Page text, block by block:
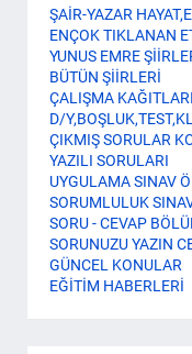
ŞAİR-YAZAR
ENÇOK TIKLANAN
YUNUS EMRE
BÜTÜN ŞİİRLERİ
ÇALIŞMA
D/
ÇIKMIŞ SORULAR
YAZILI SORULARI
UYGULAMA SINAV
SORUMLULUK
SORU - CEVAP
SORUNUZU YAZIN
GÜNCEL KONULAR
EĞİTİM HABERLERİ